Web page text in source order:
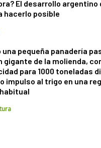
El desarrollo argentino
hacerlo posible
una pequeña panadería
gigante de la molienda,
para 1000 toneladas
impulso al trigo en una